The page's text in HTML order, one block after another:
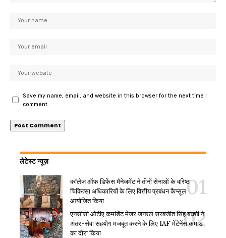
Save my name, email, and website in this browser for the next time I
comment.
लेटेस्ट न्यूज़
कॉलेज ऑफ डिफेंस मैनेजमेंट ने तीनों सेनाओं के वरिष्ठ
चिकित्सा अधिकारियों के लिए वित्तीय प्रबंधन कैप्सूल
आयोजित किया
एनसीसी ओटीए कमांडेंट मेजर जनरल सरबजीत सिंह बख्शी ने
अंतर-सेवा सहयोग मजबूत करने के लिए IAF मेंटेनेंस कमांड
का दौरा किया